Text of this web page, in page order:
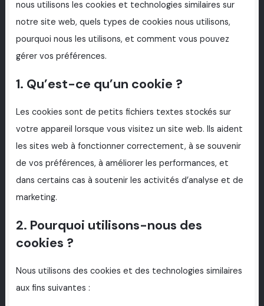
nous utilisons les cookies et technologies similaires sur
notre site web, quels types de cookies nous utilisons,
pourquoi nous les utilisons, et comment vous pouvez
gérer vos préférences.
1. Qu’est-ce qu’un cookie ?
Les cookies sont de petits fichiers textes stockés sur
votre appareil lorsque vous visitez un site web. Ils aident
les sites web à fonctionner correctement, à se souvenir
de vos préférences, à améliorer les performances, et
dans certains cas à soutenir les activités d’analyse et de
marketing.
2. Pourquoi utilisons-nous des
cookies ?
Nous utilisons des cookies et des technologies similaires
aux fins suivantes :